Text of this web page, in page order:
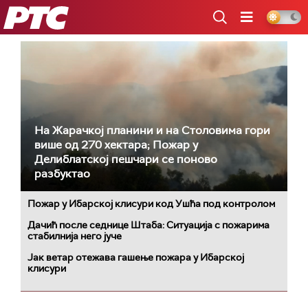
РТС
На Жарачкој планини и на Столовима гори
више од 270 хектара; Пожар у
Делиблатској пешчари се поново
разбуктао
Пожар у Ибарској клисури код Ушћа под контролом
Дачић после седнице Штаба: Ситуација с пожарима
стабилнија него јуче
Јак ветар отежава гашење пожара у Ибарској
клисури